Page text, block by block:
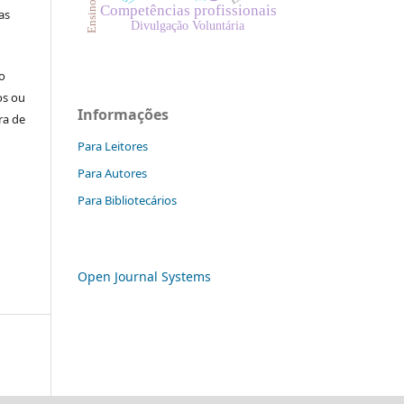
ou
de
Competências profissionais
Divulgação Voluntária
Informações
Para Leitores
Para Autores
Para Bibliotecários
Open Journal Systems